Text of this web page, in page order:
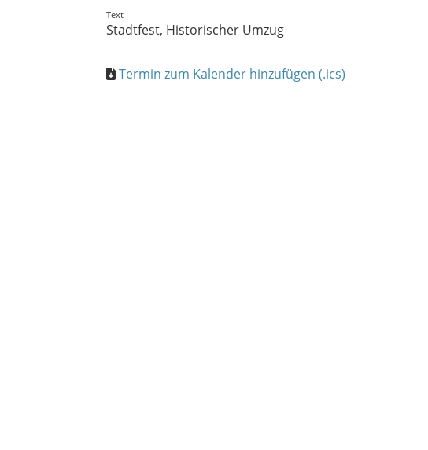
Text
Stadtfest, Historischer Umzug
Termin zum Kalender hinzufügen (.ics)